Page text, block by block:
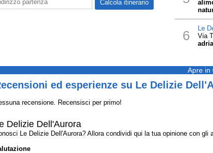
6 Le
Via
Apre in
ed esperienze su Le Delizie
recensione. Recensisci per primo!
Delizie Dell'Aurora
Le Delizie Dell'Aurora? Allora condividi qui la tua opinione con gli